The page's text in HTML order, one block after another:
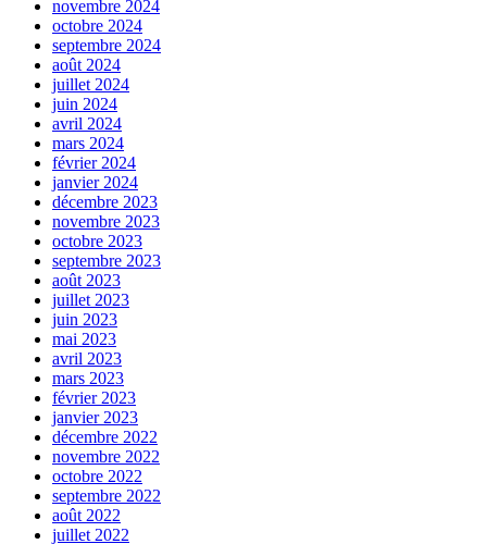
novembre 2024
octobre 2024
septembre 2024
août 2024
juillet 2024
juin 2024
avril 2024
mars 2024
février 2024
janvier 2024
décembre 2023
novembre 2023
octobre 2023
septembre 2023
août 2023
juillet 2023
juin 2023
mai 2023
avril 2023
mars 2023
février 2023
janvier 2023
décembre 2022
novembre 2022
octobre 2022
septembre 2022
août 2022
juillet 2022